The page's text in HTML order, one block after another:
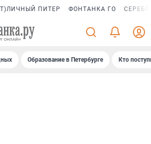
ПИТЕР ФОНТАНКА ГО
Образование в Петербурге Кто